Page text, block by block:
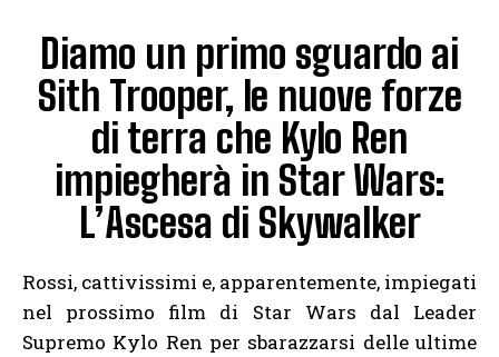
Diamo un primo sguardo ai
Sith Trooper, le nuove forze
di terra che Kylo Ren
impiegherà in Star Wars:
L’Ascesa di Skywalker
Rossi, cattivissimi e, apparentemente, impiegati
nel prossimo film di Star Wars dal Leader
Supremo Kylo Ren per sbarazzarsi delle ultime